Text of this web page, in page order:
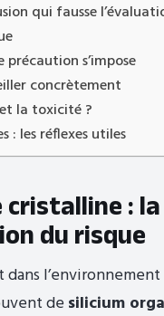
qui fausse
s’impose
concrètement
la toxicité ?
: les réflexes utiles
cristalline : la
du risque
l’environnement
de silicium